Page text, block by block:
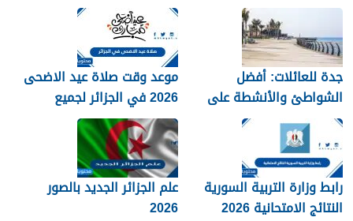
جدة للعائلات: أفضل
الشواطئ والأنشطة على
كورنيش البحر الأحمر
موعد وقت صلاة عيد الاضحى
2026 في الجزائر لجميع
المحافظات بالتفصيل 1448
رابط وزارة التربية السورية
النتائج الامتحانية 2026
علم الجزائر الجديد بالصور
2026